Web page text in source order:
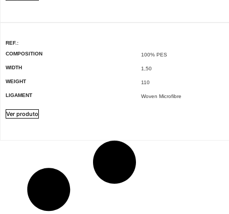
REF.:
COMPOSITION
100% PES
WIDTH 1,50
WEIGHT 110
LIGAMENT Woven Microfibre
Ver produto